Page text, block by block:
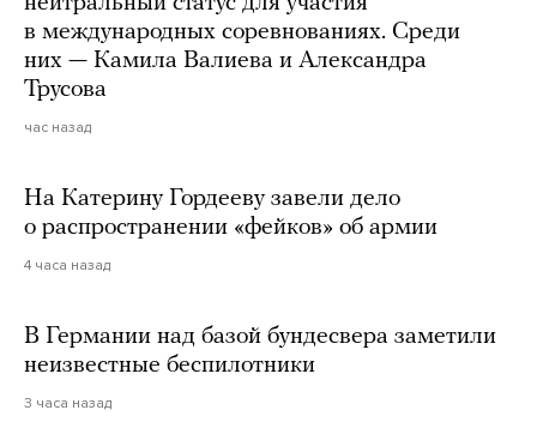
в международных соревнованиях. Среди
них — Камила Валиева и Александра
Трусова
час назад
На Катерину Гордееву завели дело
о распространении «фейков» об армии
4 часа назад
В Германии над базой бундесвера заметили
неизвестные беспилотники
3 часа назад